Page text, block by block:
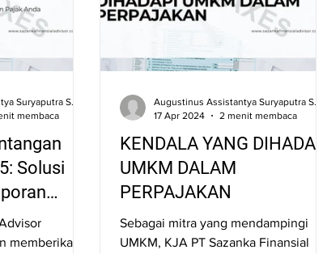
Solusi
Pajak
memberikan
Augustinus Assistantya Suryaputra SE., S.Kom., CNLP.
membaca
KENDALA YANG DIHADAPI
UMKM DALAM
PERPAJAKAN
Sebagai mitra yang mendampingi
UMKM, KJA PT Sazanka Finansial
Augustinus Assistantya Suryaputra SE., S.Kom., CNLP.
17 Apr 2024
2 menit membaca